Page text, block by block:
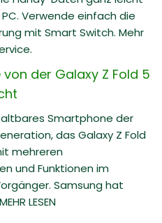
Verwende einfach die
mit Smart Switch. Mehr
der Galaxy Z Fold 5
Smartphone der
das Galaxy Z Fold
mehreren
und Funktionen im
Samsung hat
LESEN